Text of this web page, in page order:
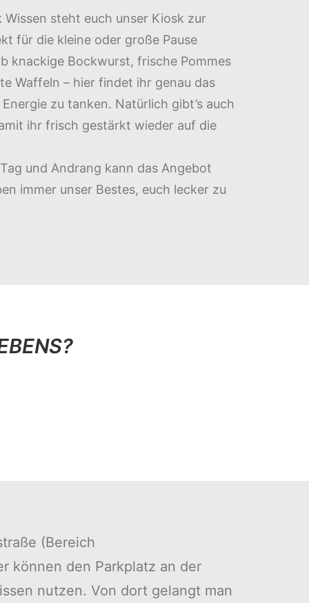
Wissen steht euch unser Kiosk zur
für die kleine oder große Pause
knackige Bockwurst, frische Pommes
Waffeln – hier findet ihr genau das
zu tanken. Natürlich gibt’s auch
ihr frisch gestärkt wieder auf die
und Andrang kann das Angebot
immer unser Bestes, euch lecker zu
(Bereich
können den Parkplatz an der
nutzen. Von dort gelangt man